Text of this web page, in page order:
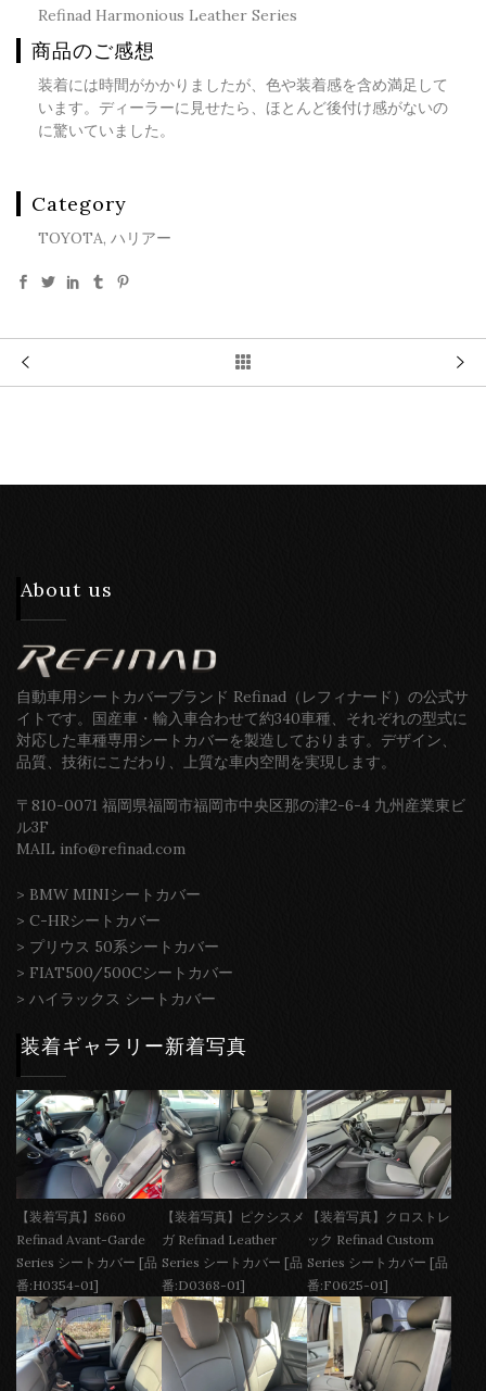
Refinad Harmonious Leather Series
商品のご感想
装着には時間がかかりましたが、色や装着感を含め満足して
います。ディーラーに見せたら、ほとんど後付け感がないの
に驚いていました。
Category
TOYOTA, ハリアー
About us
自動車用シートカバーブランド Refinad（レフィナード）の公式サ
イトです。国産車・輸入車合わせて約340車種、それぞれの型式に
対応した車種専用シートカバーを製造しております。デザイン、
品質、技術にこだわり、上質な車内空間を実現します。
〒810-0071 福岡県福岡市福岡市中央区那の津2-6-4 九州産業東ビ
ル3F
MAIL info@refinad.com
> BMW MINIシートカバー
> C-HRシートカバー
> プリウス 50系シートカバー
> FIAT500/500Cシートカバー
> ハイラックス シートカバー
装着ギャラリー新着写真
【装着写真】S660
Refinad Avant-Garde
Series シートカバー [品
番:H0354-01]
【装着写真】ピクシスメ
ガ Refinad Leather
Series シートカバー [品
番:D0368-01]
【装着写真】クロストレ
ック Refinad Custom
Series シートカバー [品
番:F0625-01]